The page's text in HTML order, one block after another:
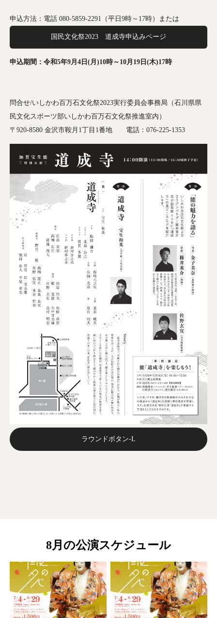
申込方法：電話 080-5859-2291（平日9時～17時）または
国民文化祭2023 道成寺申込みページ
申込期間：令和5年9月4日(月)10時～10月19日(木)17時
問合せ/いしかわ百万石文化祭2023実行委員会事務局（石川県県
民文化スポーツ部いしかわ百万石文化祭推進室内）
〒920-8580 金沢市鞍月1丁目1番地 電話：076-225-1353
ラウンドボタン-L
8月の公演スケジュール